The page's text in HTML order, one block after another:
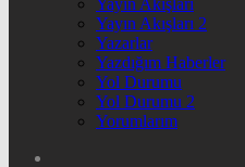
Yayın Akışları
Yayın Akışları 2
Yazarlar
Yazdığım Haberler
Yol Durumu
Yol Durumu 2
Yorumlarım